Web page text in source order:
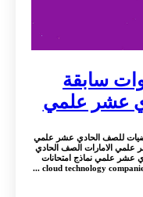
سابقة
عشر علمي
للصف الحادي عشر علمي
علمي الامارات الصف الحادي
عشر علمي نماذج امتحانات